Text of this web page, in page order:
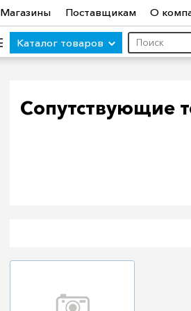
Магазины Поставщикам О
Каталог товаров
Сопутствующие